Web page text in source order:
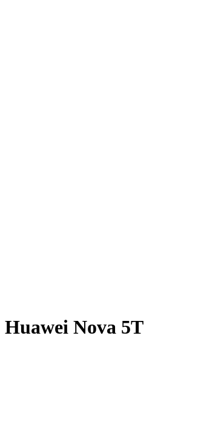
Nova 5T